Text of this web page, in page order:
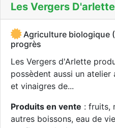
Les Vergers D'arlette
Agriculture biologique
progrès
Les Vergers d'Arlette
possèdent aussi un
et vinaigres de...
Produits en vente : fruits,
autres boissons, eau de